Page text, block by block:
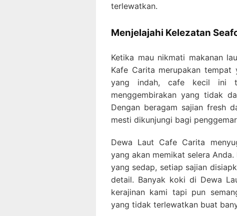
terlewatkan.
Menjelajahi Kelezatan
Ketika mau nikmati makanan
Kafe Carita merupakan
yang indah, cafe kecil ini
menggembirakan yang tidak
Dengan beragam sajian fresh
mesti dikunjungi bagi
Dewa Laut Cafe Carita
yang akan memikat selera
yang sedap, setiap sajian
detail. Banyak koki di Dewa
kerajinan kami tapi pun
yang tidak terlewatkan buat